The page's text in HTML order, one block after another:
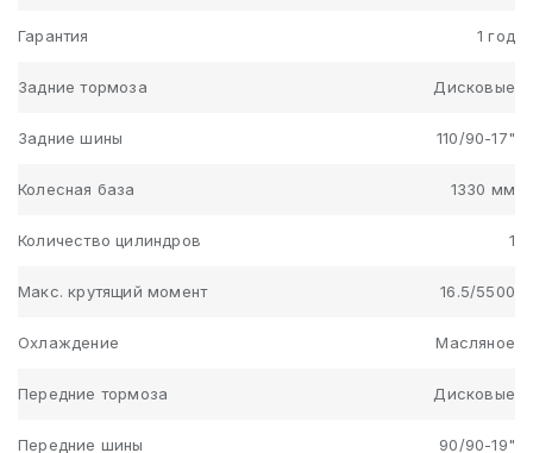
Гарантия 1 год
Задние тормоза Дисковые
Задние шины 110/90-17"
Колесная база 1330 мм
Количество цилиндров 1
Макс. крутящий момент 16.5/5500
Охлаждение Масляное
Передние тормоза Дисковые
Передние шины 90/90-19"